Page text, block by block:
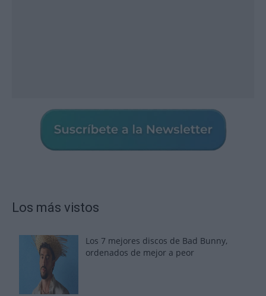
Los más vistos
Los 7 mejores discos de Bad Bunny,
ordenados de mejor a peor